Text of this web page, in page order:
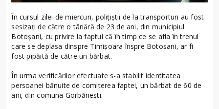
În cursul zilei de miercuri, polițiștii de la transporturi au fost
sesizați de către o tânără de 23 de ani, din municipiul
Botoșani, cu privire la faptul că în timp ce se afla în trenul
care se deplasa dinspre Timișoara înspre Botoșani, ar fi
fost pipăită de către un bărbat.
În urma verificărilor efectuate s-a stabilit identitatea
persoanei bănuite de comiterea faptei, un bărbat de 60 de
ani, din comuna Gorbănești.